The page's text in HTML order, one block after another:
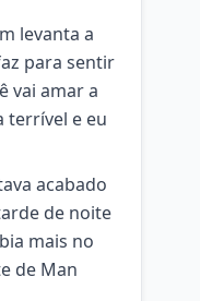
levanta a
para sentir
vai amar a
terrível e eu
acabado
de noite
mais no
de Man